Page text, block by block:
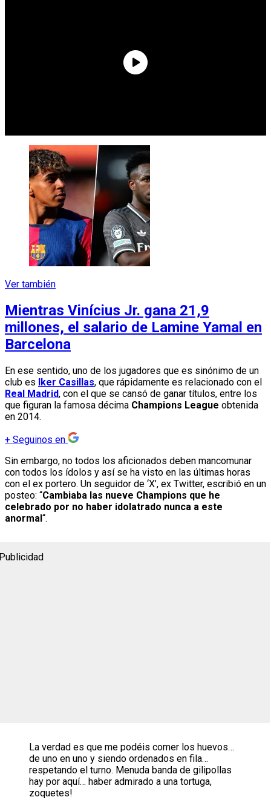
Ver también
Mientras Vinícius Jr. gana 21,9
millones, el salario de Lamine Yamal en
Barcelona
En ese sentido, uno de los jugadores que es sinónimo de un
club es
Iker Casillas, que rápidamente es relacionado con el
Real Madrid, con el que se cansó de ganar títulos, entre los
que figuran la famosa décima Champions League obtenida
en 2014.
+ Seguinos en
Sin embargo, no todos los aficionados deben mancomunar
con todos los ídolos y así se ha visto en las últimas horas
con el ex portero. Un seguidor de ‘X’, ex Twitter, escribió en un
posteo: “Cambiaba las nueve Champions que he
celebrado por no haber idolatrado nunca a este
anormal “.
La verdad es que me podéis comer los huevos…
de uno en uno y siendo ordenados en fila…
respetando el turno. Menuda banda de gilipollas
hay por aquí… haber admirado a una tortuga,
zoquetes!